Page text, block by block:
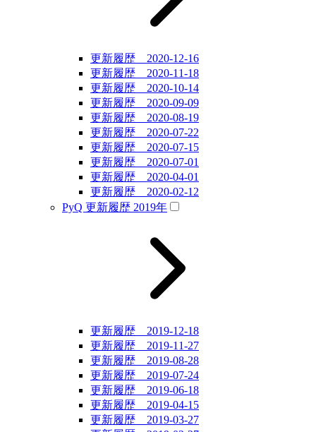
更新履歴 2020-12-16
更新履歴 2020-11-18
更新履歴 2020-10-14
更新履歴 2020-09-09
更新履歴 2020-08-19
更新履歴 2020-07-22
更新履歴 2020-07-15
更新履歴 2020-07-01
更新履歴 2020-04-01
更新履歴 2020-02-12
PyQ 更新履歴 2019年
更新履歴 2019-12-18
更新履歴 2019-11-27
更新履歴 2019-08-28
更新履歴 2019-07-24
更新履歴 2019-06-18
更新履歴 2019-04-15
更新履歴 2019-03-27